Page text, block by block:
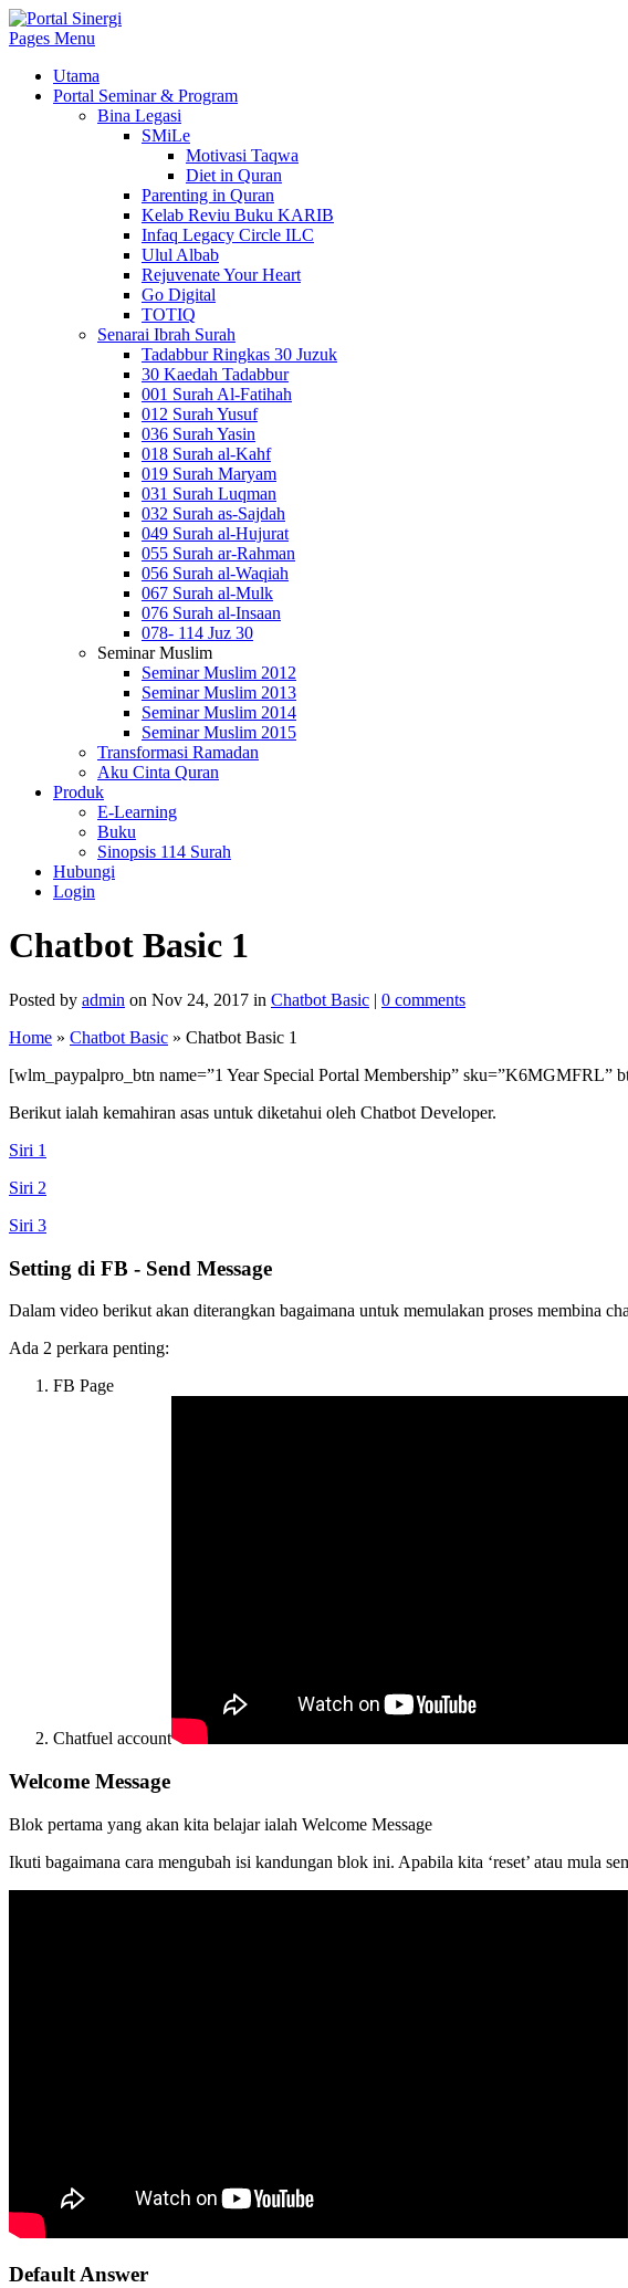
Pages Menu
Utama
Portal Seminar & Program
Bina Legasi
SMiLe
Motivasi Taqwa
Diet in Quran
Parenting in Quran
Kelab Reviu Buku KARIB
Infaq Legacy Circle ILC
Ulul Albab
Rejuvenate Your Heart
Go Digital
TOTIQ
Senarai Ibrah Surah
Tadabbur Ringkas 30 Juzuk
30 Kaedah Tadabbur
001 Surah Al-Fatihah
012 Surah Yusuf
036 Surah Yasin
018 Surah al-Kahf
019 Surah Maryam
031 Surah Luqman
032 Surah as-Sajdah
049 Surah al-Hujurat
055 Surah ar-Rahman
056 Surah al-Waqiah
067 Surah al-Mulk
076 Surah al-Insaan
078- 114 Juz 30
Seminar Muslim
Seminar Muslim 2012
Seminar Muslim 2013
Seminar Muslim 2014
Seminar Muslim 2015
Transformasi Ramadan
Aku Cinta Quran
Produk
E-Learning
Buku
Sinopsis 114 Surah
Hubungi
Login
Chatbot Basic 1
Posted by admin on Nov 24, 2017 in Chatbot Basic | 0 comments
Home » Chatbot Basic » Chatbot Basic 1
[wlm_paypalpro_btn name=”1 Year Special Portal Membership” sku=”K6MGMFRL”
Berikut ialah kemahiran asas untuk diketahui oleh Chatbot Developer.
Siri 1
Siri 2
Siri 3
Setting di FB - Send Message
Dalam video berikut akan diterangkan bagaimana untuk memulakan proses membina
Ada 2 perkara penting:
FB Page
Chatfuel account
Welcome Message
Blok pertama yang akan kita belajar ialah Welcome Message
Ikuti bagaimana cara mengubah isi kandungan blok ini. Apabila kita ‘reset’ atau mula
Default Answer